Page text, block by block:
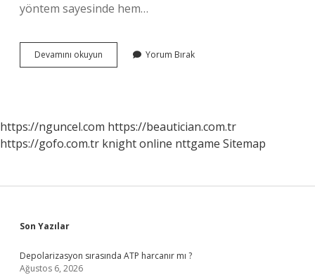
yöntem sayesinde hem…
Devamını okuyun
Alırken
Yorum Bırak
https://nguncel.com https://beautician.com.tr
https://gofo.com.tr knight online nttgame Sitemap
Sidebar
Son Yazılar
Depolarizasyon sırasında ATP harcanır mı ?
Ağustos 6, 2026